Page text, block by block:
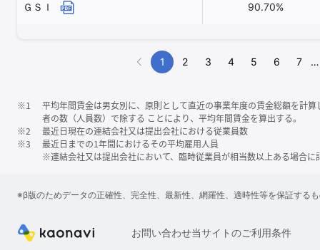
ＧＳＩ 90.70%
1 2 3 4 5 6 7 …
※1
平均年間賃金は男女別に、原則として直近の事業年度の賃金総額を計
者の数（人員数）で除する ことにより、平均年間賃金を算出する。
※2
最近日現在の連結会社又は提出会社における従業員数
※3
最近日までの1年間におけるその平均雇用人員
※連結会社又は提出会社において、臨時従業員が相当数以上ある場合に
※β版のためデータの正確性、完全性、最新性、網羅性、適時性等を保証する
お問い合わせ当サイトのご利用条件